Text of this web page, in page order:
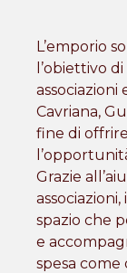
L’emporio
l’obiettivo
associazioni
Cavriana,
fine di
Grazie
spazio che
e
spesa come